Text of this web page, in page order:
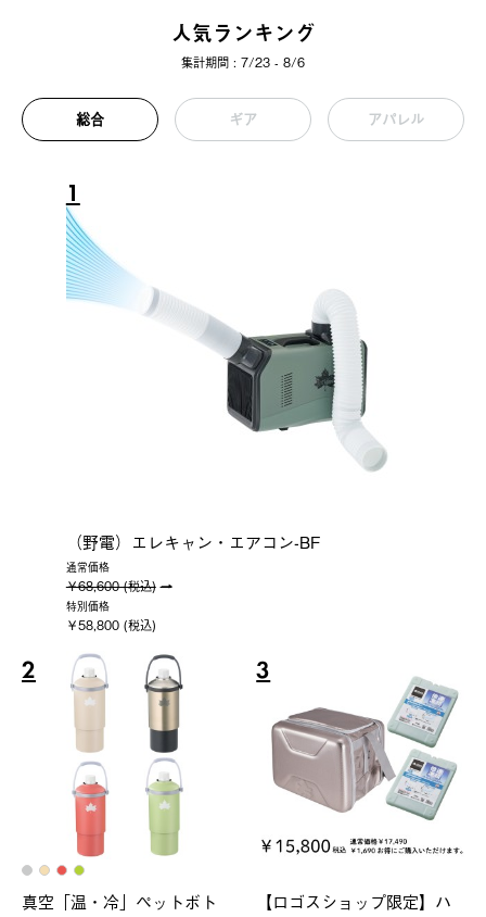
人気ランキング
集計期間 : 7/23 - 8/6
総合 ギア アパレル
1
（野電）エレキャン・エアコン-BF
通常価格
￥68,600 (税込)
特別価格
￥58,800 (税込)
2
真空「温・冷」ペットボト
3
【ロゴスショップ限定】ハ